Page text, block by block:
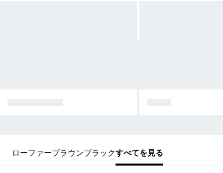
ローファーブラウンブラックすべてを見る